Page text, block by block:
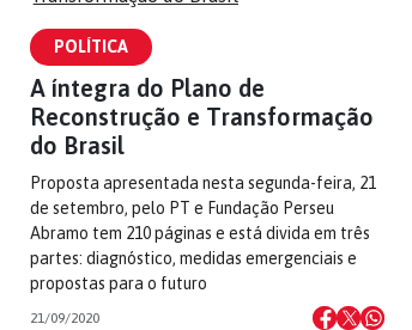
POLÍTICA
A íntegra do Plano de
Reconstrução e Transformação
do Brasil
Proposta apresentada nesta segunda-feira, 21
de setembro, pelo PT e Fundação Perseu
Abramo tem 210 páginas e está divida em três
partes: diagnóstico, medidas emergenciais e
propostas para o futuro
21/09/2020